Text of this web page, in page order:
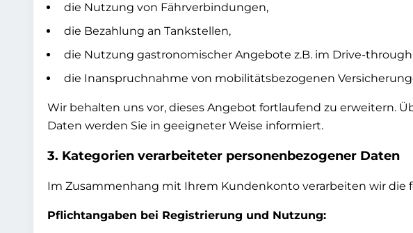
die Nutzung von Fährverbindungen,
die Bezahlung an Tankstellen,
die Nutzung gastronomischer Angebote z.B. im Drive-
die Inanspruchnahme von mobilitätsbezogenen
Wir behalten uns vor, dieses Angebot fortlaufend zu erweitern.
Daten werden Sie in geeigneter Weise informiert.
3. Kategorien verarbeiteter personenbezogener Daten
Im Zusammenhang mit Ihrem Kundenkonto verarbeiten wir die
Pflichtangaben bei Registrierung und Nutzung: